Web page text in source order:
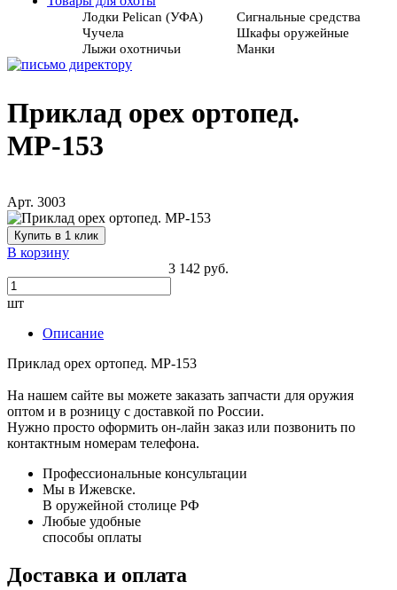
Лодки Pelican (УФА)
Сигнальные средства
Чучела
Шкафы оружейные
Лыжи охотничьи
Манки
Приклад орех ортопед.
МР-153
Арт. 3003
Купить в 1 клик
В корзину
3 142 руб.
шт
Описание
Приклад орех ортопед. МР-153
На нашем сайте вы можете заказать запчасти для оружия
оптом и в розницу с доставкой по России.
Нужно просто оформить он-лайн заказ или позвонить по
контактным номерам телефона.
Профессиональные консультации
Мы в Ижевске.
В оружейной столице РФ
Любые удобные
способы оплаты
Доставка и оплата